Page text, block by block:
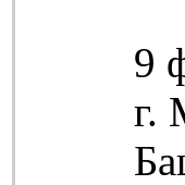
9
г.